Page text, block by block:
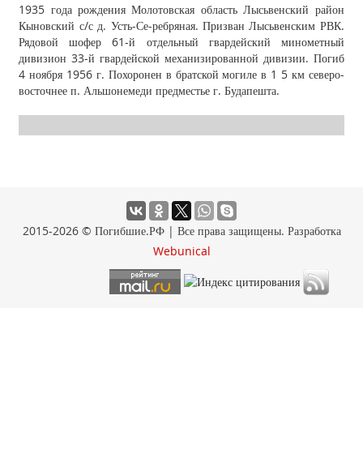
1935 года рождения Молотовская область Лысьвенский район
Кыновский с/с д. Усть-Се-ребряная. Призван Лысьвенским РВК.
Рядовой шофер 61-й отдельный гвардейский минометный
дивизион 33-й гвардейской механизированной дивизии. Погиб
4 ноября 1956 г. Похоронен в братской могиле в 1 5 км северо-
восточнее п. Альшонемеди предместье г. Будапешта.
2015-2026 © Погибшие.РФ | Все права защищены. Разработка
Webunical